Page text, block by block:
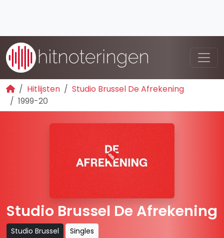
Hitlijsten
Studio Brussel De Afrekening
1999-20
Studio Brussel De Afrekening
Studio Brussel Singles